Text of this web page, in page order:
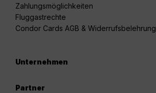
Zahlungsmöglichkeiten
Fluggastrechte
Condor Cards AGB & Widerrufsbelehrung
Unternehmen
Partner